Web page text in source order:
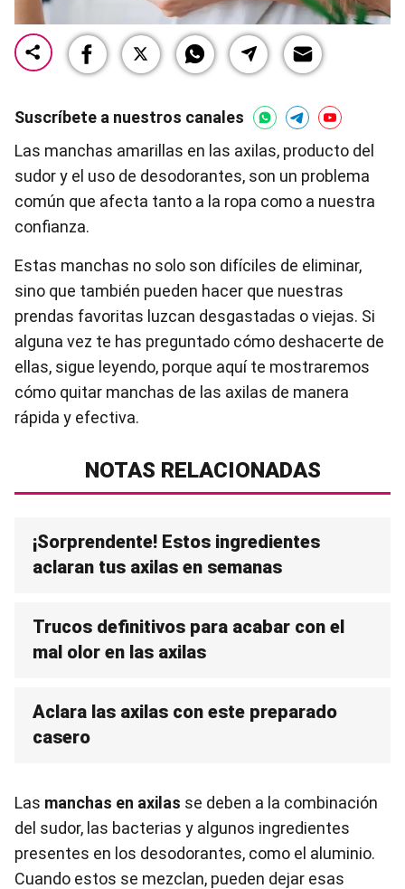
Suscríbete a nuestros canales
Las manchas amarillas en las axilas, producto del
sudor y el uso de desodorantes, son un problema
común que afecta tanto a la ropa como a nuestra
confianza.
Estas manchas no solo son difíciles de eliminar,
sino que también pueden hacer que nuestras
prendas favoritas luzcan desgastadas o viejas. Si
alguna vez te has preguntado cómo deshacerte de
ellas, sigue leyendo, porque aquí te mostraremos
cómo quitar manchas de las axilas de manera
rápida y efectiva.
NOTAS RELACIONADAS
¡Sorprendente! Estos ingredientes
aclaran tus axilas en semanas
Trucos definitivos para acabar con el
mal olor en las axilas
Aclara las axilas con este preparado
casero
Las manchas en axilas se deben a la combinación
del sudor, las bacterias y algunos ingredientes
presentes en los desodorantes, como el aluminio.
Cuando estos se mezclan, pueden dejar esas